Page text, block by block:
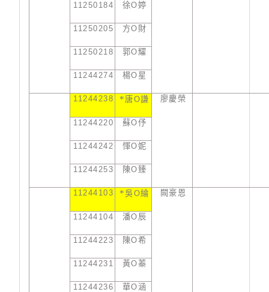
11250184 徐O婷
11250205 方O 財
11250218 郭O耀
11244274 楊O 星
11244238 * 唐O謙 廖慶榮
11244220 蘇O伃
11244242 惲O妮
11244253 陳O臻
11244103 *吳O綸 闕豪恩
11244104 潘O 辰
11244223 陳O希
11244231 黃O蓁
11244236 華O 涵